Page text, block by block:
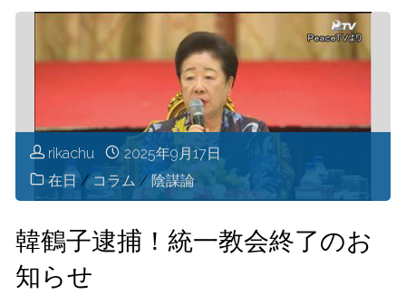
「全
て
す」
rikachu
2025年9月17日
在日 / コラム / 陰謀論
韓鶴子逮捕！統一教会終了のお
知らせ